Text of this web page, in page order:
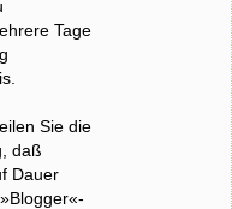
Tage
Sie die
daß
Dauer